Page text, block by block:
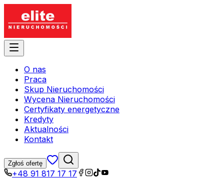
O nas
Praca
Skup Nieruchomości
Wycena Nieruchomości
Certyfikaty energetyczne
Kredyty
Aktualności
Kontakt
Zgłoś ofertę
+48 91 817 17 17